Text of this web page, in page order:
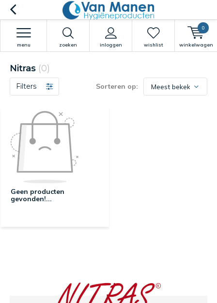
zoeken inloggen
menu wishlist winkelwagen
0
Nitras (0)
Filters Sorteren op:
Geen producten
gevonden!...